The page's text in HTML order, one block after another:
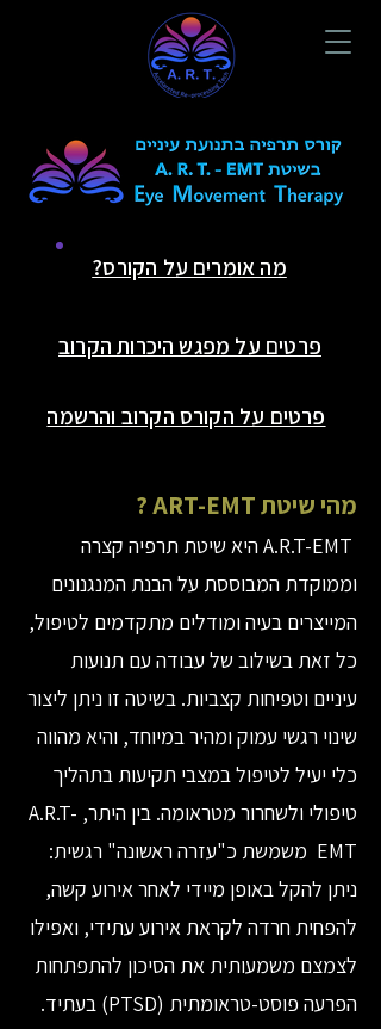
מה אומרים על הקורס?
פרטים על מפגש היכרות הקרוב
פרטים על הקורס הקרוב והרשמה
מהי שיטת ART-EMT ?
A.R.T-EMT היא שיטת תרפיה קצרה
וממוקדת המבוססת על הבנת המנגנונים
המייצרים בעיה ומודלים מתקדמים לטיפול,
כל זאת בשילוב של עבודה עם תנועות
עיניים וטפיחות קצביות. בשיטה זו ניתן ליצור
שינוי רגשי עמוק ומהיר במיוחד, והיא מהווה
כלי יעיל לטיפול במצבי תקיעות בתהליך
טיפולי ולשחרור מטראומה. בין היתר, A.R.T-
EMT משמשת כ"עזרה ראשונה" רגשית:
ניתן להקל באופן מיידי לאחר אירוע קשה,
להפחית חרדה לקראת אירוע עתידי, ואפילו
לצמצם משמעותית את הסיכון להתפתחות
הפרעה פוסט-טראומתית (PTSD) בעתיד.